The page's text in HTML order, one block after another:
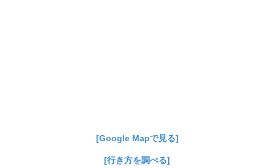
[Google Mapで見る]
[行き方を調べる]